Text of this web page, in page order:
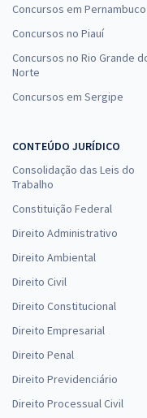
Concursos em Pernambuco
Concursos no Piauí
Concursos no Rio Grande
Norte
Concursos em Sergipe
CONTEÚDO JURÍDICO
Consolidação das Leis do
Trabalho
Constituição Federal
Direito Administrativo
Direito Ambiental
Direito Civil
Direito Constitucional
Direito Empresarial
Direito Penal
Direito Previdenciário
Direito Processual Civil